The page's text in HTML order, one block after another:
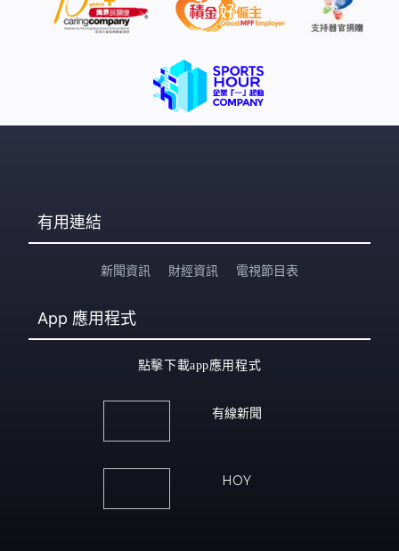
有用連結
新聞資訊 財經資訊 電視節目表
App 應用程式
點擊下載app應用程式
有線新聞
HOY